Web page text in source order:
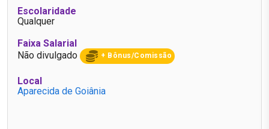
Escolaridade
Qualquer
Faixa Salarial
Não divulgado
+ Bônus/Comissão
Local
Aparecida de Goiânia